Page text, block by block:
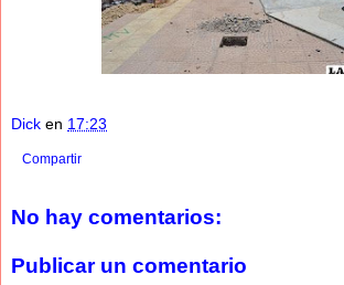
Dick en 17:23
Compartir
No hay comentarios:
Publicar un comentario